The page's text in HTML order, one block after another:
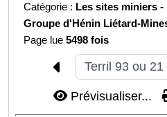
Catégorie : Les sites miniers -
Groupe d'Hénin Liétard-
Page lue5498 fois
Prévisualiser...